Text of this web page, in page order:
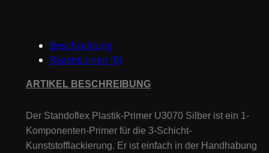
#81271
Menge
Beschreibung
Rezensionen (0)
ARTIKEL BESCHREIBUNG
Der Standoflex Plastik-Primer U3070 Silber ist ein 1-
Komponenten-Primer für die 3-Schicht-
Kunststofflackierung. Er ist einfach in der Handhabung